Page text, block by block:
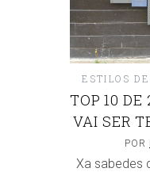
ESTILOS
TOP 10 DE
VAI SER
POR
Xa sabedes